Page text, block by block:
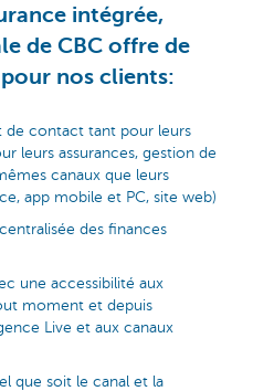
intégrée,
de CBC offre de
nos clients:
de contact tant pour leurs
leurs assurances, gestion de
canaux que leurs
app mobile et PC, site web)
des finances
une accessibilité aux
moment et depuis
Live et aux canaux
que soit le canal et la